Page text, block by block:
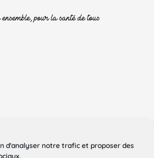
d'analyser notre trafic et proposer des